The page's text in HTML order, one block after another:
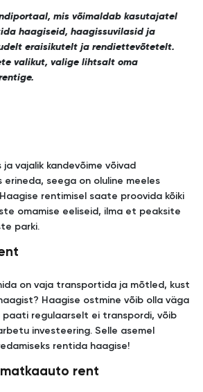
mis võimaldab kasutajatel
haagiseid, haagissuvilasid ja
eraisikutelt ja rendiettevõtetelt.
valikut, valige lihtsalt oma
ja vajalik kandevõime võivad
erineda, seega on oluline meeles
rentimisel saate proovida kõiki
omamise eeliseid, ilma et peaksite
parki.
on vaja transportida ja mõtled, kust
Haagise ostmine võib olla väga
paati regulaarselt ei transpordi, võib
investeering. Selle asemel
rentida haagise!
rent